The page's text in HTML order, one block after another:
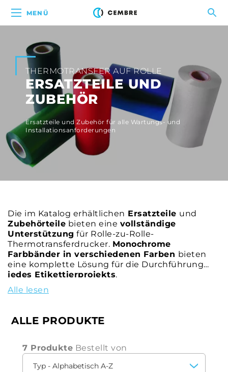
MENÜ
THERMOTRANSFER AUF ROLLE
ERSATZTEILE UND
ZUBEHÖR
Ersatzteile und Zubehör für alle Wartungs- und
Installationsanforderungen
Die im Katalog erhältlichen Ersatzteile und
Zubehörteile bieten eine vollständige
Unterstützung für Rolle-zu-Rolle-
Thermotransferdrucker. Monochrome
Farbbänder in verschiedenen Farben bieten
eine komplette Lösung für die Durchführung
jedes Etikettierprojekts.
Alle lesen
ALLE PRODUKTE
7 Produkte Bestellt von